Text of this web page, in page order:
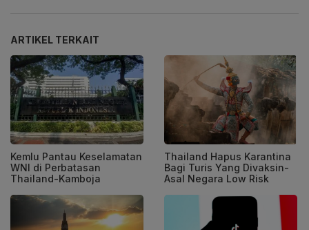
ARTIKEL TERKAIT
Kemlu Pantau Keselamatan
WNI di Perbatasan
Thailand-Kamboja
Thailand Hapus Karantina
Bagi Turis Yang Divaksin-
Asal Negara Low Risk